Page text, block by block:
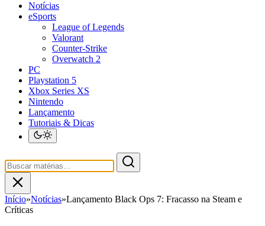
Notícias
eSports
League of Legends
Valorant
Counter-Strike
Overwatch 2
PC
Playstation 5
Xbox Series XS
Nintendo
Lançamento
Tutoriais & Dicas
Início»Notícias»Lançamento Black Ops 7: Fracasso na Steam e
Críticas